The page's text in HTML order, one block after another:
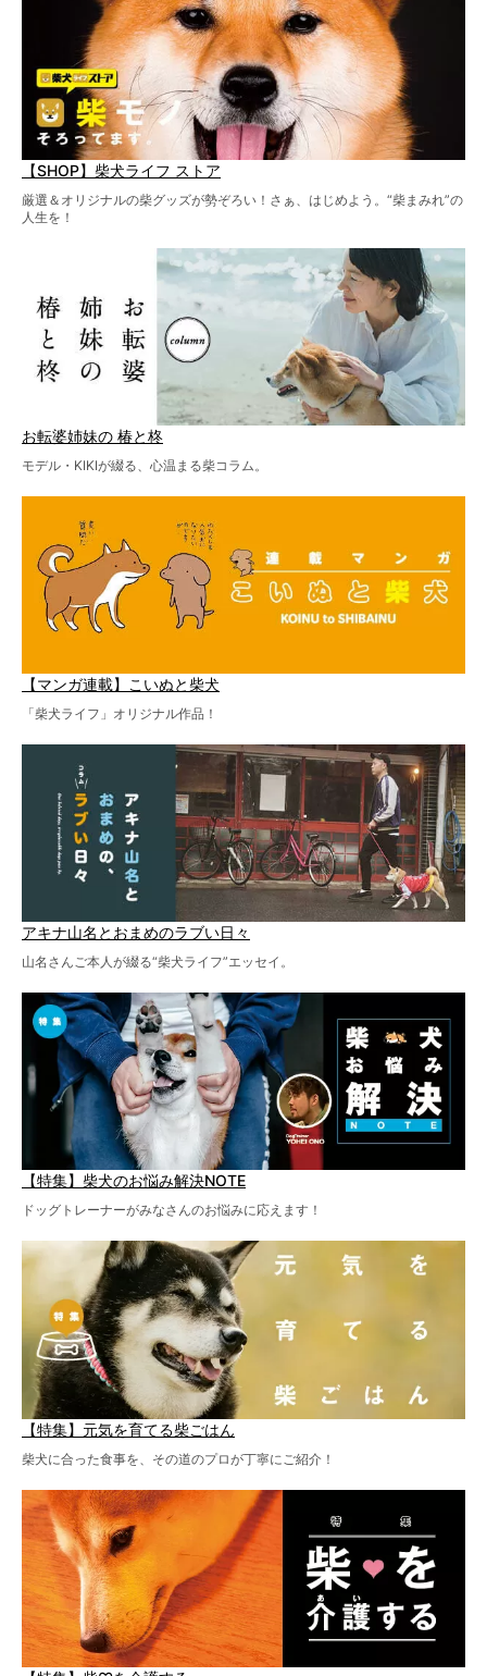
【SHOP】柴犬ライフ ストア
厳選＆オリジナルの柴グッズが勢ぞろい！さぁ、はじめよう。“柴まみれ”の
人生を！
お転婆姉妹の 椿と柊
モデル・KIKIが綴る、心温まる柴コラム。
【マンガ連載】こいぬと柴犬
「柴犬ライフ」オリジナル作品！
アキナ山名とおまめのラブい日々
山名さんご本人が綴る“柴犬ライフ”エッセイ。
【特集】柴犬のお悩み解決NOTE
ドッグトレーナーがみなさんのお悩みに応えます！
【特集】元気を育てる柴ごはん
柴犬に合った食事を、その道のプロが丁寧にご紹介！